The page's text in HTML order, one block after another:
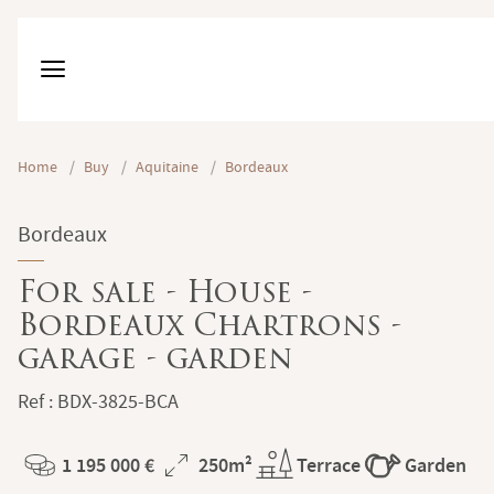
Home / Buy / Aquitaine / Bordeaux
Bordeaux
For sale - House -
Bordeaux Chartrons -
garage - garden
Ref : BDX-3825-BCA
Price
1 195 000 €
Total
250m² Terrace
Garden